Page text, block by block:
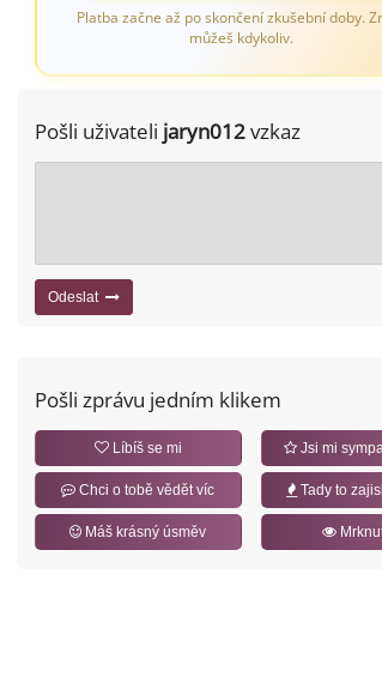
Platba začne až po skončení zkušební doby.
můžeš kdykoliv.
Pošli uživateli jaryn012vzkaz
Odeslat
Pošli zprávu jedním klikem
Líbíš se mi Jsi mi
Chci o tobě vědět víc Tady to
Máš krásný úsměv